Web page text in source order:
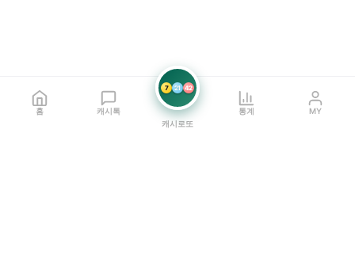
홈 캐시톡
7 21 42
캐시로또
통계 MY